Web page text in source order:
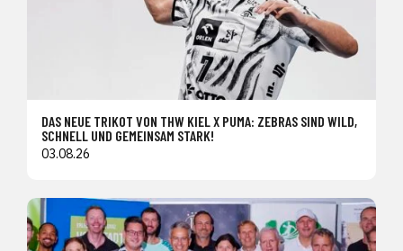
DAS NEUE TRIKOT VON THW KIEL X PUMA: ZEBRAS SIND WILD,
SCHNELL UND GEMEINSAM STARK!
03.08.26